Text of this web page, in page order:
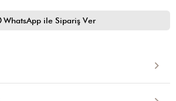
WhatsApp ile Sipariş Ver